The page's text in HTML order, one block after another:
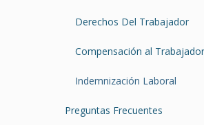
Derechos Del Trabajador
Compensación al Trabajador
Indemnización Laboral
Preguntas Frecuentes